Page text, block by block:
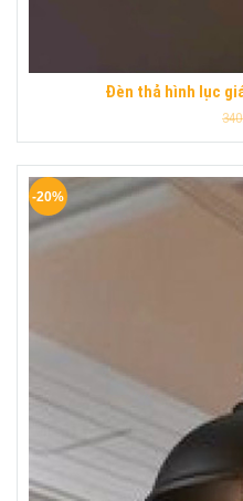
Đèn thả hình lục
-20%